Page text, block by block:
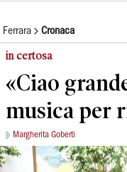
Ferrara Cronaca
in certosa
«Ciao
musica per
Margherita Goberti